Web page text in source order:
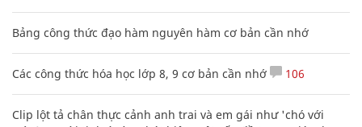
Bảng công thức đạo hàm nguyên hàm cơ bản cần nhớ
Các công thức hóa học lớp 8, 9 cơ bản cần nhớ 106
Clip lột tả chân thực cảnh anh trai và em gái như 'chó với